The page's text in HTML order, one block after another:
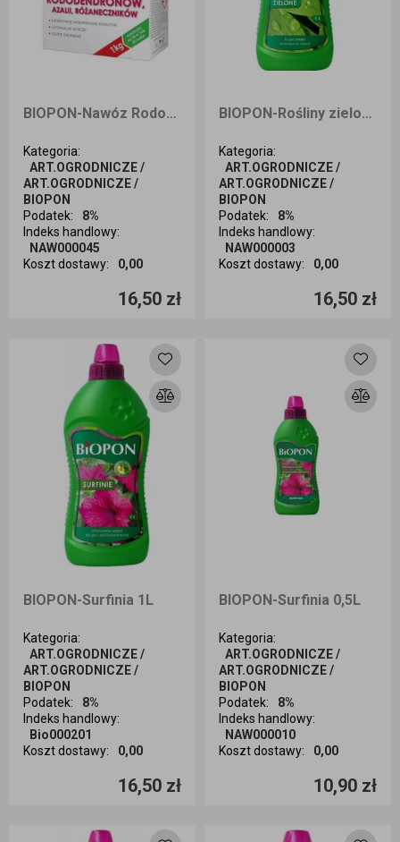
BIOPON-Nawóz Rododendron i azalia 1 kg
Kategoria:
ART.OGRODNICZE /
ART.OGRODNICZE /
BIOPON
Podatek:
8%
Indeks handlowy:
NAW000045
Koszt dostawy: 0,00
16,50 zł
Ilość sztuk
BIOPON-Rośliny zielone 1L
Kategoria:
ART.OGRODNICZE /
ART.OGRODNICZE /
BIOPON
Podatek:
8%
Indeks handlowy:
NAW000003
Koszt dostawy: 0,00
16,50 zł
Ilość sztuk
BIOPON-Surfinia 1L
Kategoria:
ART.OGRODNICZE /
ART.OGRODNICZE /
BIOPON
Podatek:
8%
Indeks handlowy:
Bio000201
Koszt dostawy: 0,00
16,50 zł
Ilość sztuk
BIOPON-Surfinia 0,5L
Kategoria:
ART.OGRODNICZE /
ART.OGRODNICZE /
BIOPON
Podatek:
8%
Indeks handlowy:
NAW000010
Koszt dostawy: 0,00
10,90 zł
Ilość sztuk